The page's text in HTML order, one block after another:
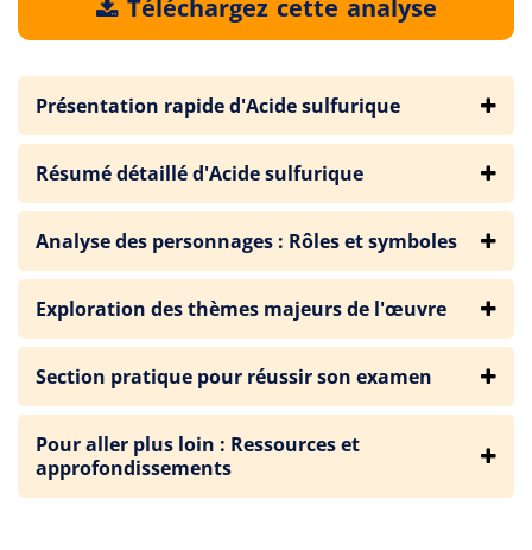
Téléchargez cette analyse
Présentation rapide d'Acide sulfurique
Résumé détaillé d'Acide sulfurique
Analyse des personnages : Rôles et symboles
Exploration des thèmes majeurs de l'œuvre
Section pratique pour réussir son examen
Pour aller plus loin : Ressources et
approfondissements